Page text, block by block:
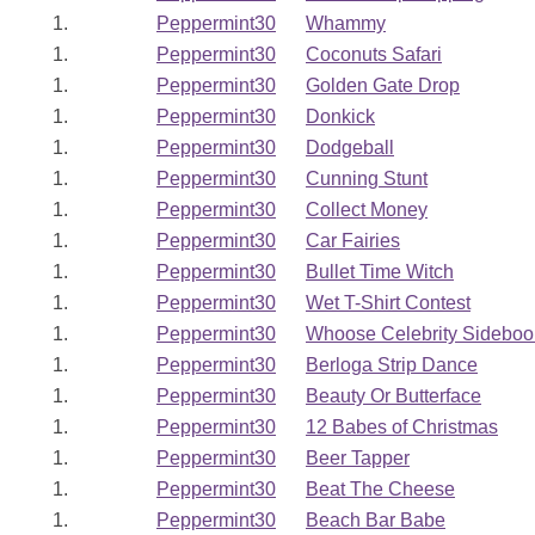
1.
Peppermint30
Whammy
1.
Peppermint30
Coconuts Safari
1.
Peppermint30
Golden Gate Drop
1.
Peppermint30
Donkick
1.
Peppermint30
Dodgeball
1.
Peppermint30
Cunning Stunt
1.
Peppermint30
Collect Money
1.
Peppermint30
Car Fairies
1.
Peppermint30
Bullet Time Witch
1.
Peppermint30
Wet T-Shirt Contest
1.
Peppermint30
Whoose Celebrity
1.
Peppermint30
Berloga Strip Dance
1.
Peppermint30
Beauty Or Butterface
1.
Peppermint30
12 Babes of Christmas
1.
Peppermint30
Beer Tapper
1.
Peppermint30
Beat The Cheese
1.
Peppermint30 Beach Bar Babe